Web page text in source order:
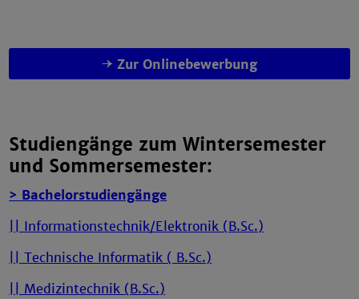
Zur Onlinebewerbung
Studiengänge zum Wintersemester
und Sommersemester:
> Bachelorstudiengänge
|| Informationstechnik/Elektronik (B.Sc.)
|| Technische Informatik ( B.Sc.)
|| Medizintechnik (B.Sc.)